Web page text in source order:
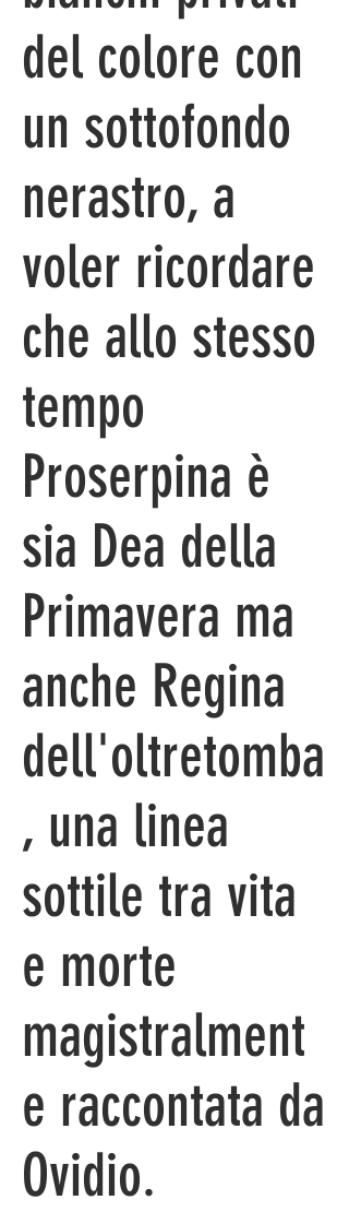
del colore con
un sottofondo
nerastro, a
voler ricordare
che allo stesso
tempo
Proserpina è
sia Dea della
Primavera ma
anche Regina
dell'oltretomba
, una linea
sottile tra vita
e morte
magistralment
e raccontata da
Ovidio.